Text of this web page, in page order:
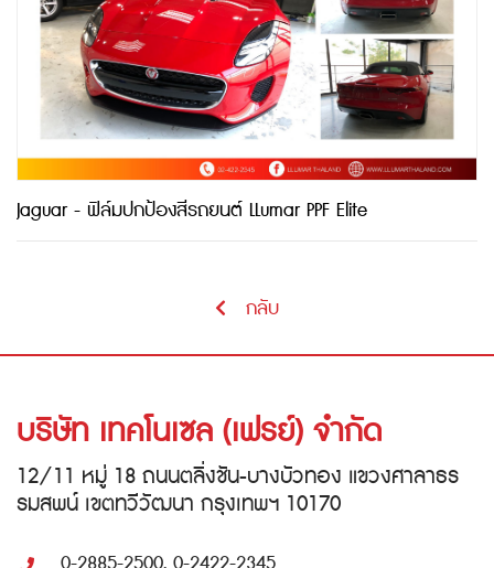
Jaguar - ฟิล์มปกป้องสีรถยนต์ LLumar PPF Elite
กลับ
บริษัท เทคโนเซล (เฟรย์) จำกัด
12/11 หมู่ 18 ถนนตลิ่งชัน-บางบัวทอง แขวงศาลาธร
รมสพน์ เขตทวีวัฒนา กรุงเทพฯ 10170